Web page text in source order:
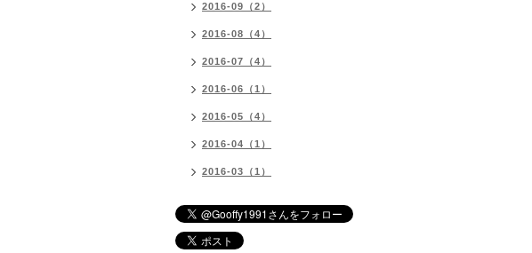
2016-09（2）
2016-08（4）
2016-07（4）
2016-06（1）
2016-05（4）
2016-04（1）
2016-03（1）